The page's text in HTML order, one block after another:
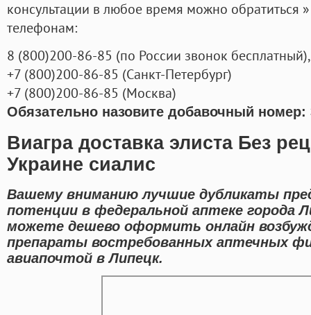
консультации в любое время можно обратиться
телефонам:
8 (800)200-86-85 (по России звонок бесплатный),
+7 (800)200-86-85 (Санкт-Петербург)
+7 (800)200-86-85 (Москва)
Обязательно назовите добавочный номер:
Виагра доставка элиста Без
Украине сиалис
Вашему вниманию лучшие дубликаты
потенции в федеральной аптеке города
можете дешево оформить онлайн
препараты востребованных аптечных
авиапочтой в Липецк.